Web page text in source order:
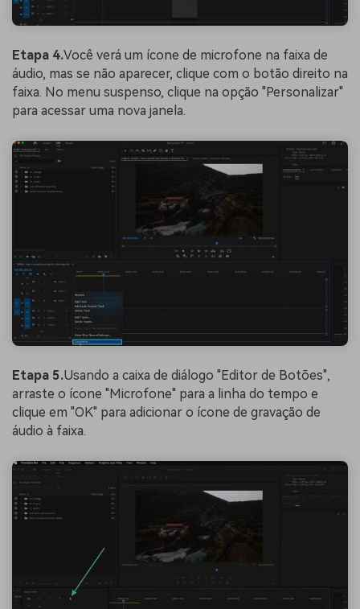
Etapa 4.Você verá um ícone de microfone na faixa de
áudio, mas se não aparecer, clique com o botão direito na
faixa. No menu suspenso, clique na opção "Personalizar"
para acessar uma nova janela.
Etapa 5.Usando a caixa de diálogo "Editor de Botões",
arraste o ícone "Microfone" para a linha do tempo e
clique em "OK" para adicionar o ícone de gravação de
áudio à faixa.